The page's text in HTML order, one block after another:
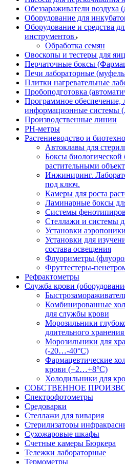
Обеззараживатели воздуха
Оборудование для
Оборудование и средства
инструментов
Обработка семян
Овоскопы и тестеры для яиц
Перчаточные боксы
Печи лабораторные
Плитки нагревательные
Пробоподготовка
Программное обеспечение,
информационные системы
Производственные линии
РH-метры
Растениеводство и
Автоклавы для
Боксы биологической
растительными
Инжиниринг.
под ключ.
Камеры для роста
Ламинарные боксы
Системы
Стеллажи и системы
Установки
Установки для
состава освещения
Флуориметры
Фруттестеры-
Рефрактометры
Служба крови
Комбинированные
для службы крови
Морозильники
длительного
Морозильники для
(-20…-40°С)
Фармацевтические
крови (+2…+8°С)
Холодильники для
СОБСТВЕННОЕ
Спектрофотометры
Средоварки
Стеллажи для вивария
Стерилизаторы
Сухожаровые шкафы
Счетные камеры Бюркера
Тележки лабораторные
Термометры